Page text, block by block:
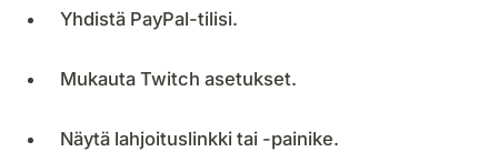
Yhdistä PayPal-tilisi.
Mukauta Twitch asetukset.
Näytä lahjoituslinkki tai -painike.